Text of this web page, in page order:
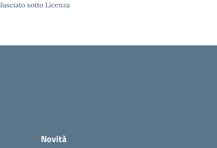
sotto Licenza
Novità